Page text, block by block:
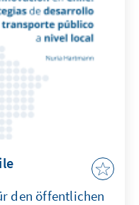
den öffentlichen